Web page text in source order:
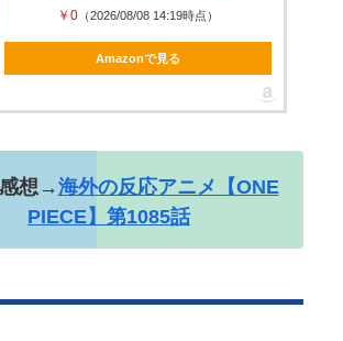
Powered by livedoor 相互RSS
ラスト写真集、最...
￥0 （2026/08/08 14:19時点）
Amazonで見る
想→海外の反応アニメ【ONE
PIECE】第1085話